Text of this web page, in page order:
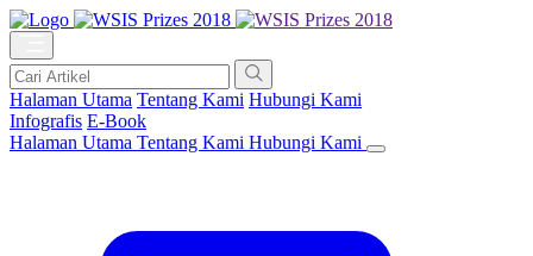
Halaman Utama Tentang Kami Hubungi Kami
Infografis E-Book
Halaman Utama Tentang Kami Hubungi Kami